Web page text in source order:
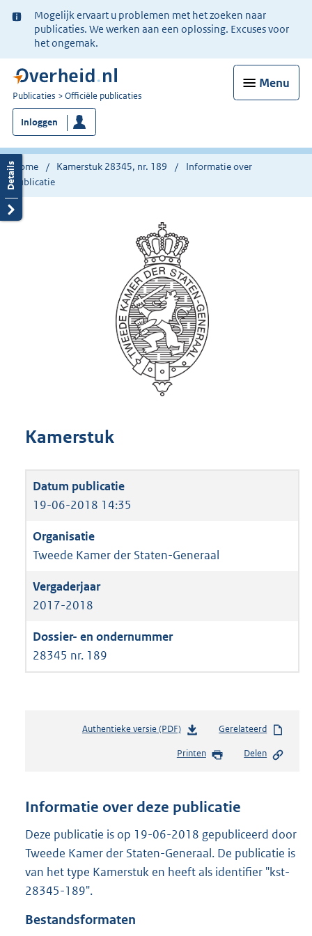
Ter
informatie:
Mogelijk ervaart u problemen met het zoeken naar
publicaties. We werken aan een oplossing. Excuses voor
het ongemak.
Menu
U
bent
nu
hier:
Publicaties Officiële publicaties
Inloggen
Home Kamerstuk 28345, nr. 189
Informatie over
publicatie
Kamerstuk
19-06-2018 14:35
Tweede Kamer der Staten-Generaal
2017-2018
28345 nr. 189
Authentieke versie (PDF)b
s
n
s
r
o
Gerelateerd
Printen Delen
Informatie over deze publicatie
Deze publicatie is op 19-06-2018 gepubliceerd door
Tweede Kamer der Staten-Generaal. De publicatie is
van het type Kamerstuk en heeft als identifier "kst-
28345-189".
Bestandsformaten